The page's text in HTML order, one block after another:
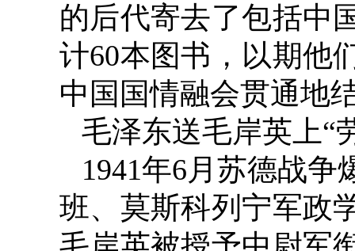
的后代寄去了包括中
计60本图书，以期他
中国国情融会贯通地
毛泽东送毛岸英上“
1941年6月苏德战争
班、莫斯科列宁军政